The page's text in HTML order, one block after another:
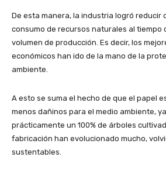
De esta manera, la industria logró reducir
consumo de recursos naturales al tiempo
volumen de producción. Es decir, los
económicos han ido de la mano de la
ambiente.
A esto se suma el hecho de que el papel
menos dañinos para el medio ambiente,
prácticamente un 100% de árboles
fabricación han evolucionado mucho,
sustentables.